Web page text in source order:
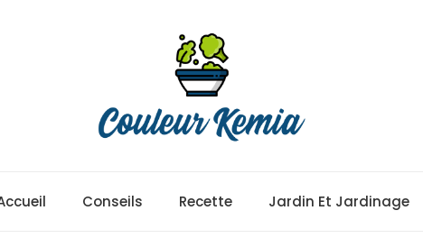
Conseils Recette Jardin Et Jardinage